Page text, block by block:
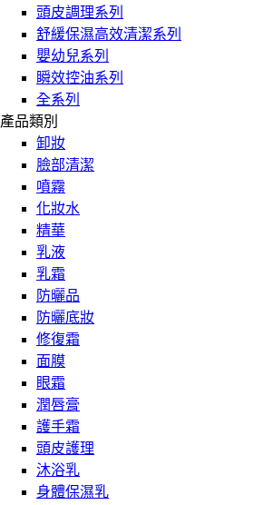
頭皮調理系列
舒緩保濕高效清潔系列
嬰幼兒系列
瞬效控油系列
全系列
產品類別
卸妝
臉部清潔
噴霧
化妝水
精華
乳液
乳霜
防曬品
防曬底妝
修復霜
面膜
眼霜
潤唇膏
護手霜
頭皮護理
沐浴乳
身體保濕乳